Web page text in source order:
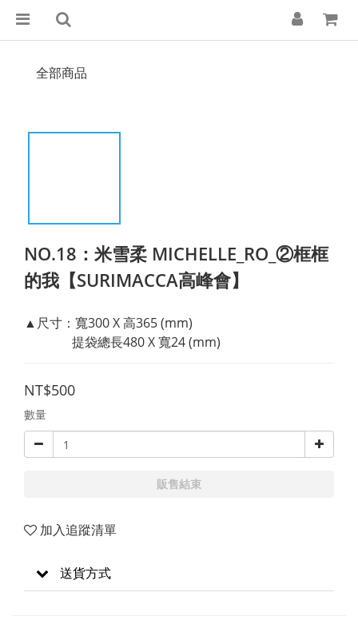
全部商品
NO.18：米雪柔 MICHELLE_RO_②框框
的我【SURIMACCA高峰會】
▲尺寸：寬300 X 高365 (mm)
               提袋總長480 X 寬24 (mm)
NT$500
數量
販售結束
加入追蹤清單
送貨方式